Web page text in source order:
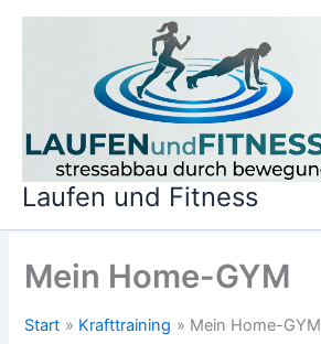
Zum
Laufen und Fitness
Mein Home-GYM
Start Krafttraining Mein Home-GYM